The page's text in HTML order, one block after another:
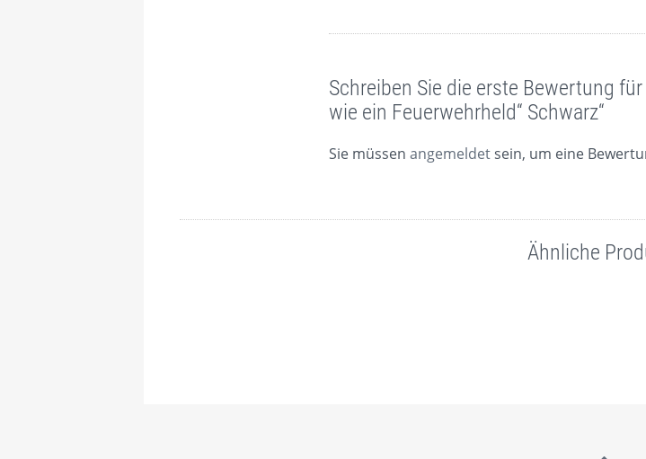
Schreiben Sie die erste Bewertung
wie ein Feuerwehrheld“ Schwarz“
Sie müssenangemeldetsein, um eine
Ähnliche